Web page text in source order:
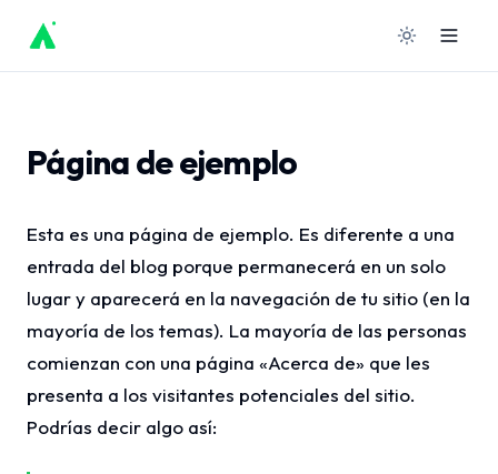
contenido
Página de ejemplo
Esta es una página de ejemplo. Es diferente a una
entrada del blog porque permanecerá en un solo
lugar y aparecerá en la navegación de tu sitio (en la
mayoría de los temas). La mayoría de las personas
comienzan con una página «Acerca de» que les
presenta a los visitantes potenciales del sitio.
Podrías decir algo así: